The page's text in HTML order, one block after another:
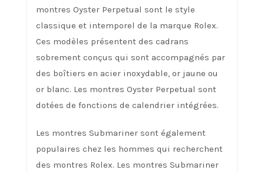
montres Oyster Perpetual sont le style
classique et intemporel de la marque Rolex.
Ces modèles présentent des cadrans
sobrement conçus qui sont accompagnés par
des boîtiers en acier inoxydable, or jaune ou
or blanc. Les montres Oyster Perpetual sont
dotées de fonctions de calendrier intégrées.
Les montres Submariner sont également
populaires chez les hommes qui recherchent
des montres Rolex. Les montres Submariner